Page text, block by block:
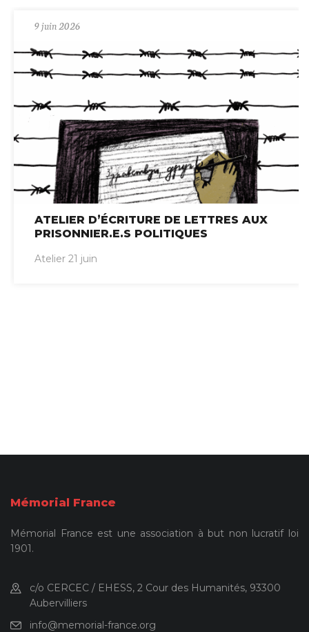
9 juin 2026
ATELIER D’ÉCRITURE DE LETTRES AUX
PRISONNIER.E.S POLITIQUES
Atelier 21 juin
Mémorial France
Mémorial France est une association à but non lucratif loi
1901.
c/o CERCEC / EHESS, 2 Cour des Humanités, 93300
Aubervilliers
info@memorial-france.org